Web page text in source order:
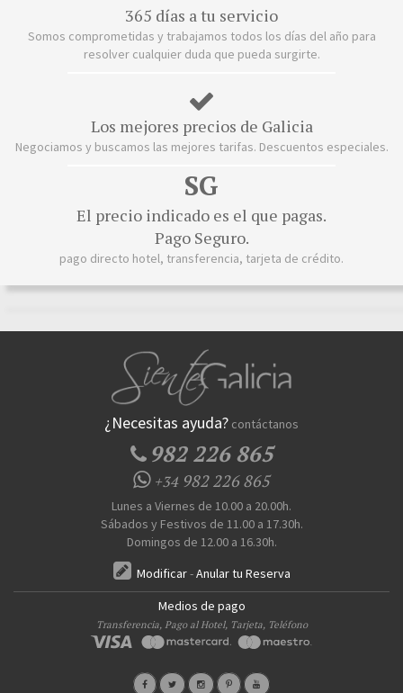
365 días a tu servicio
Somos comprometidas y trabajamos todos los días del año para
resolver cualquier duda que pueda surgirte.
Los mejores precios de Galicia
Negociamos y buscamos las mejores tarifas. Descuentos especiales.
SG
El precio indicado es el que pagas.
Pago Seguro.
pago directo hotel, transferencia, tarjeta de crédito.
¿Necesitas ayuda? contáctanos
982 226 865
+34982 226 865
Lunes a Viernes de 10.00 a 20.00h.
Sábados y Festivos de 11.00 a 17.30h.
Domingos de 12.00 a 16.30h.
Modificar-Anular tu Reserva
Medios de pago
Transferencia, Pago al Hotel, Tarjeta, Teléfono